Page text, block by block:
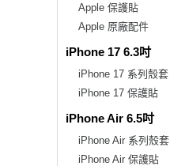
Apple 保護貼
Apple 原廠配件
iPhone 17 6.3吋
iPhone 17 系列殼套
iPhone 17 保護貼
iPhone Air 6.5吋
iPhone Air 系列殼套
iPhone Air 保護貼